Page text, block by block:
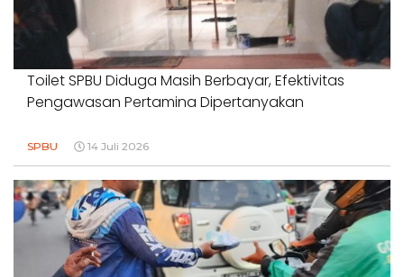
Toilet SPBU Diduga Masih Berbayar, Efektivitas
Pengawasan Pertamina Dipertanyakan
SPBU 14 Juli 2026